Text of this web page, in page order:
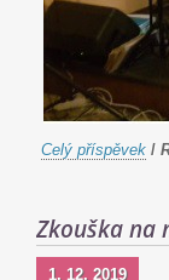
Celý příspěvek /
Zkouška na
1. 12. 2019